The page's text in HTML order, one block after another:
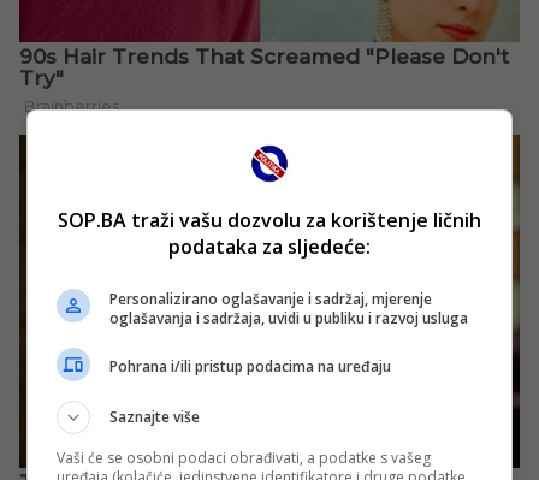
SOP.BA traži vašu dozvolu za korištenje ličnih
podataka za sljedeće:
Personalizirano oglašavanje i sadržaj, mjerenje
oglašavanja i sadržaja, uvidi u publiku i razvoj usluga
Pohrana i/ili pristup podacima na uređaju
Saznajte više
Vaši će se osobni podaci obrađivati, a podatke s vašeg